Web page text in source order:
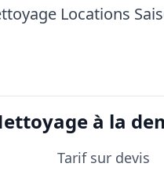
Locations
à la
Tarif sur devis